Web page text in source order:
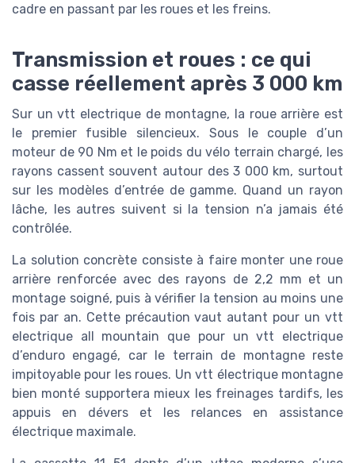
cadre en passant par les roues et les freins.
Transmission et roues : ce qui
casse réellement après 3 000 km
Sur un vtt electrique de montagne, la roue arrière est
le premier fusible silencieux. Sous le couple d’un
moteur de 90 Nm et le poids du vélo terrain chargé, les
rayons cassent souvent autour des 3 000 km, surtout
sur les modèles d’entrée de gamme. Quand un rayon
lâche, les autres suivent si la tension n’a jamais été
contrôlée.
La solution concrète consiste à faire monter une roue
arrière renforcée avec des rayons de 2,2 mm et un
montage soigné, puis à vérifier la tension au moins une
fois par an. Cette précaution vaut autant pour un vtt
electrique all mountain que pour un vtt electrique
d’enduro engagé, car le terrain de montagne reste
impitoyable pour les roues. Un vtt électrique montagne
bien monté supportera mieux les freinages tardifs, les
appuis en dévers et les relances en assistance
électrique maximale.